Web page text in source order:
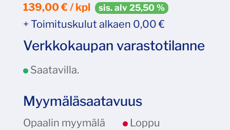
139,00 € / kpl sis. alv 25,50 %
+ Toimituskulut alkaen 0,00 €
Verkkokaupan varastotilanne
Saatavilla.
Myymäläsaatavuus
Opaalin myymälä
Loppu